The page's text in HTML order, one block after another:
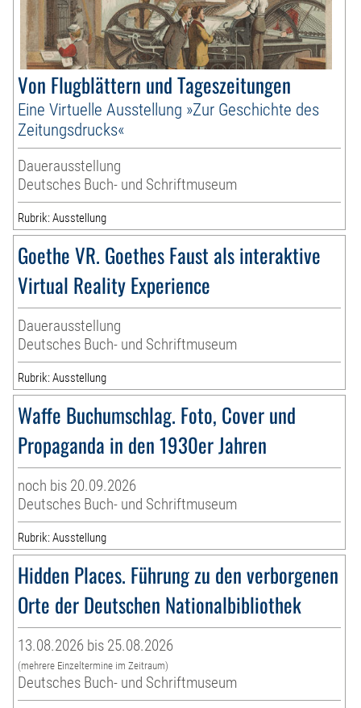
Von Flugblättern und Tageszeitungen
Eine Virtuelle Ausstellung »Zur Geschichte des
Zeitungsdrucks«
Dauerausstellung
Deutsches Buch- und Schriftmuseum
Rubrik: Ausstellung
Goethe VR. Goethes Faust als interaktive
Virtual Reality Experience
Dauerausstellung
Deutsches Buch- und Schriftmuseum
Rubrik: Ausstellung
Waffe Buchumschlag. Foto, Cover und
Propaganda in den 1930er Jahren
noch bis 20.09.2026
Deutsches Buch- und Schriftmuseum
Rubrik: Ausstellung
Hidden Places. Führung zu den verborgenen
Orte der Deutschen Nationalbibliothek
13.08.2026 bis 25.08.2026
(mehrere Einzeltermine im Zeitraum)
Deutsches Buch- und Schriftmuseum